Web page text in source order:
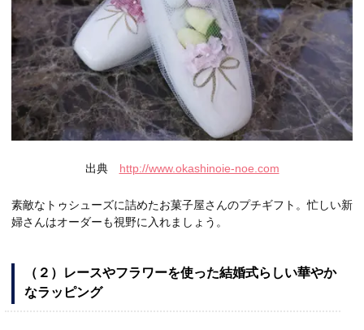
出典 http://www.okashinoie-noe.com
素敵なトゥシューズに詰めたお菓子屋さんのプチギフト。忙しい新
婦さんはオーダーも視野に入れましょう。
（２）レースやフラワーを使った結婚式らしい華やか
なラッピング